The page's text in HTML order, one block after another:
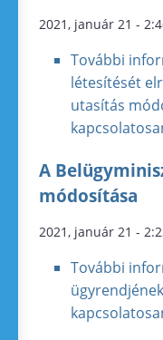
2021, január 21 -
További
létesítését
utasítás
A
módosítása
2021, január 21 -
További